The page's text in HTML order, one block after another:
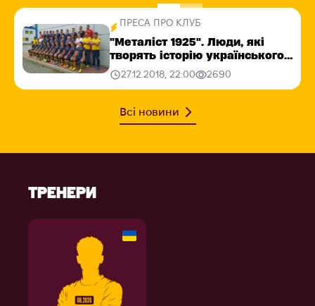
ПРЕСА ПРО КЛУБ
"Металіст 1925". Люди, які
творять історію українського
футболу
27.12.2018, 22:00 2690
Всі новини
ТРЕНЕРИ